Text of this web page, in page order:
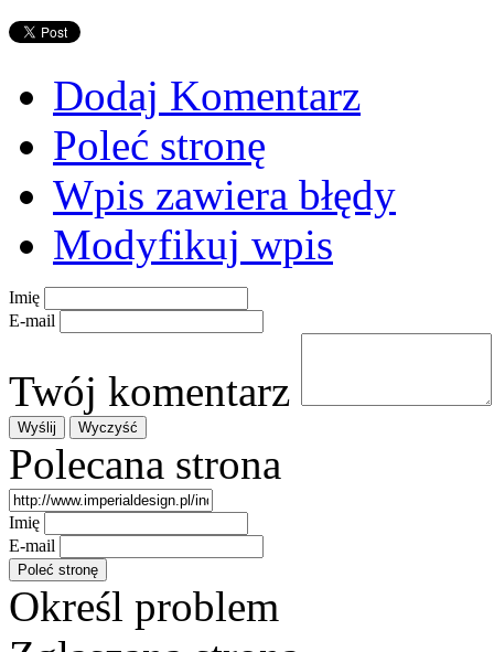
Dodaj Komentarz
Poleć stronę
Wpis zawiera błędy
Modyfikuj wpis
Imię
E-mail
Twój komentarz
Polecana strona
Imię
E-mail
Określ problem